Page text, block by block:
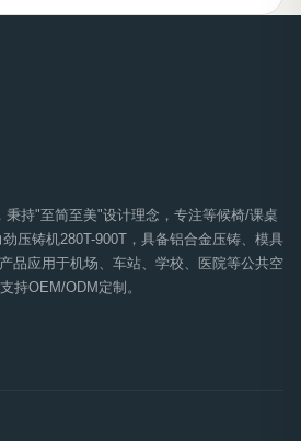
秉持"至简至美"设计理念，专注等候椅/课桌
压铸机280T-900T，具备铝合金压铸、模具
品应用于机场、车站、学校、医院等公共空
持OEM/ODM定制。